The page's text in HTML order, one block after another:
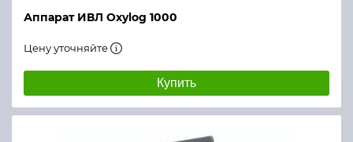
Аппарат ИВЛ Oxylog 1000
Цену уточняйте
Купить